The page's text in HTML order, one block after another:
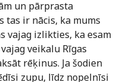
un pārprasta
tas ir nācis, ka mums
vajag izlikties, ka esam
veikalu Rīgas
rēķinus. Ja šodien
zupu, līdz nopelnīsi